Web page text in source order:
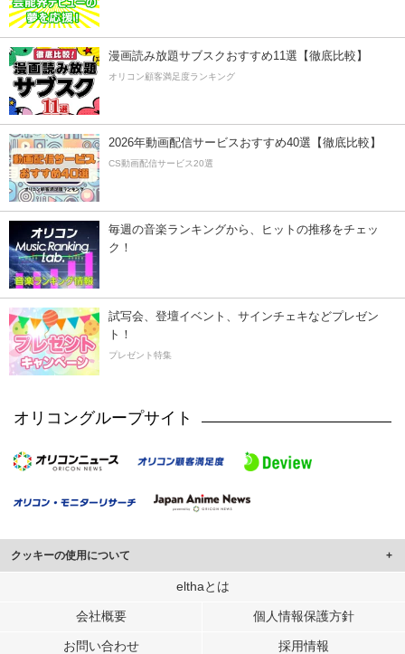
漫画読み放題サブスクおすすめ11選【徹底比較】
オリコン顧客満足度ランキング
2026年動画配信サービスおすすめ40選【徹底比較】
CS動画配信サービス20選
毎週の音楽ランキングから、ヒットの推移をチェッ
ク！
試写会、登壇イベント、サインチェキなどプレゼン
ト！
プレゼント特集
オリコングループサイト
クッキーの使用について
このサイトでは Cookie を使用して、ユーザーに合わせたコンテンツや広告の
行っています。
メディアや広告配信、データ解析の各パートナーに提供しています。
elthaとは
会社概要 個人情報保護方針
お問い合わせ 採用情報